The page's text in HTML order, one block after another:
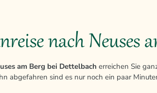
nach Neuses
am Berg bei Dettelbach erreichen Sie
abgefahren sind es nur noch ein paar